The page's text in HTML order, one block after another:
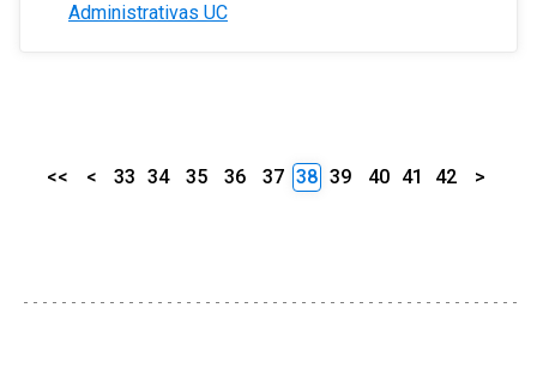
Administrativas UC
<< < 33 34 35 36 37 38 39 40 41 42 >